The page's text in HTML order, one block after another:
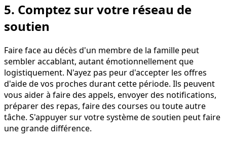
5. Comptez sur votre réseau de
soutien
Faire face au décès d'un membre de la famille peut
sembler accablant, autant émotionnellement que
logistiquement. N'ayez pas peur d'accepter les offres
d'aide de vos proches durant cette période. Ils peuvent
vous aider à faire des appels, envoyer des notifications,
préparer des repas, faire des courses ou toute autre
tâche. S'appuyer sur votre système de soutien peut faire
une grande différence.